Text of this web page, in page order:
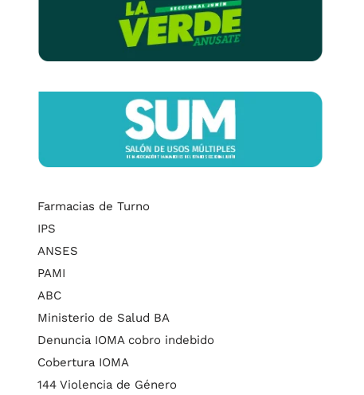
Farmacias de Turno
IPS
ANSES
PAMI
ABC
Ministerio de Salud BA
Denuncia IOMA cobro indebido
Cobertura IOMA
144 Violencia de Género